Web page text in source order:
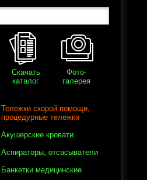
Скачать
каталог
Фото-
галерея
Тележки скорой помощи,
процедурные тележки
Акушерские кровати
Аспираторы, отсасыватели
Банкетки медицинские